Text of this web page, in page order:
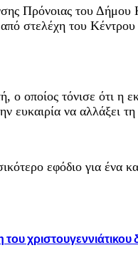
Πρόνοιας του
στελέχη του Κέντρου
οποίος τόνισε ότι η
ευκαιρία να αλλάξει
εφόδιο για ένα